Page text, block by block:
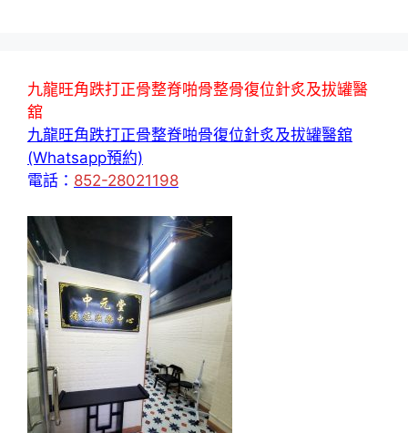
九龍旺角跌打正骨整脊啪骨整骨復位針炙及拔罐醫
舘
九龍旺角跌打正骨整脊啪骨復位針炙及拔罐醫舘
(Whatsapp預約)
電話： 852-28021198